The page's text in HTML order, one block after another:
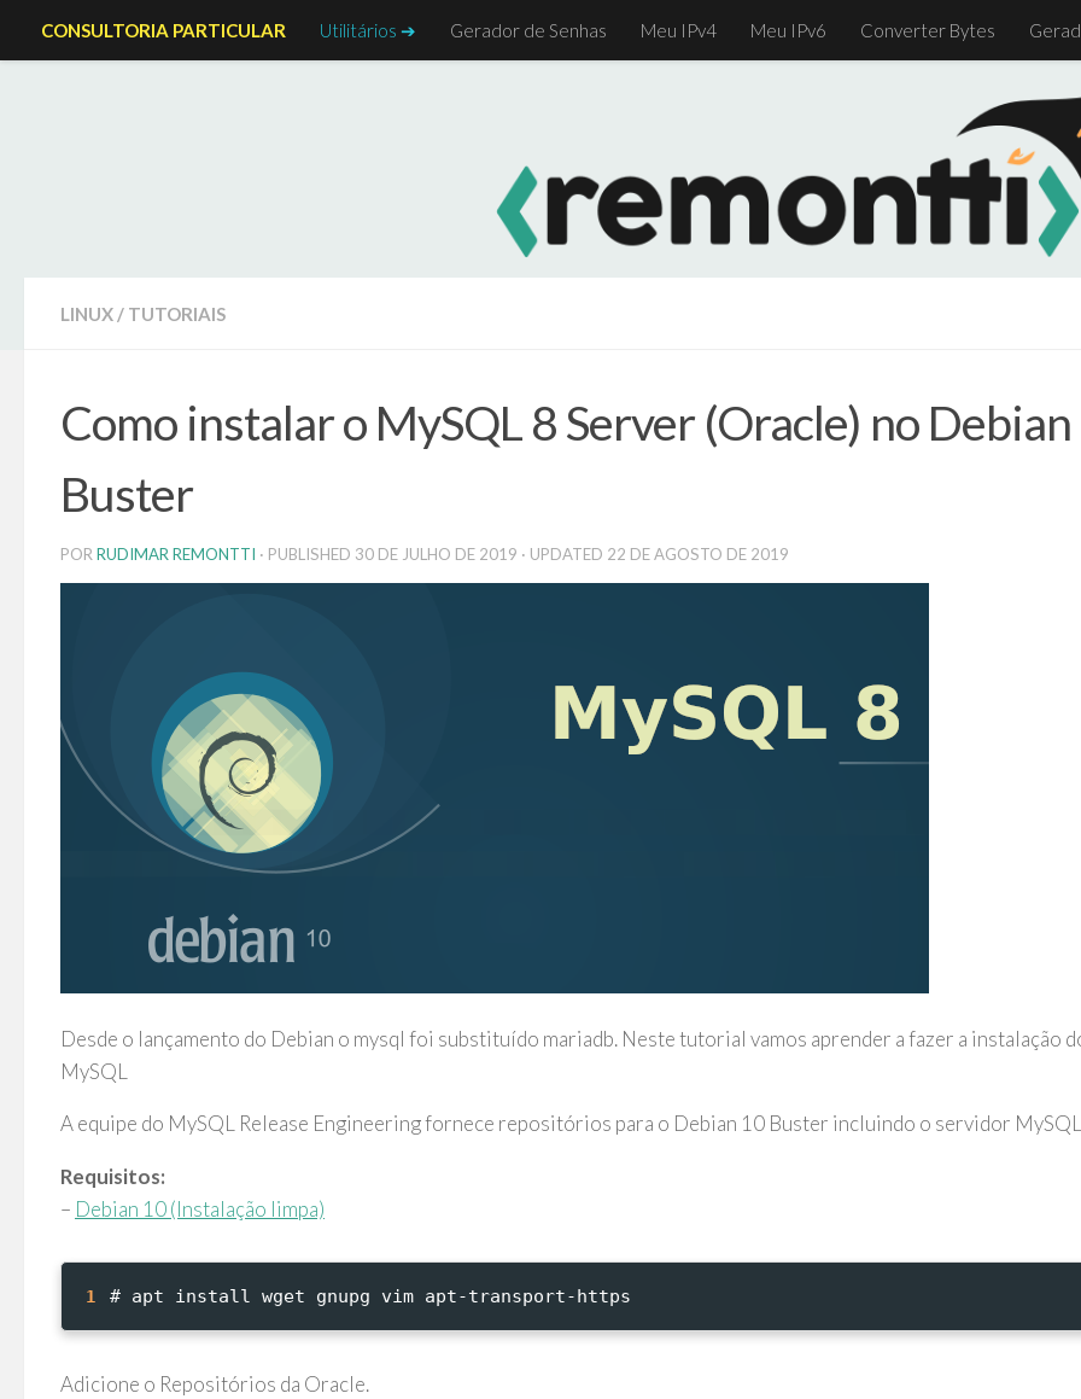
Skip to content
CONSULTORIA PARTICULAR Utilitários ➔ Gerador de Senhas Meu IPv4 Meu IPv6 Converter Bytes
LINUX / TUTORIAIS
Como instalar o MySQL 8 Server (Oracle) no
Buster
POR RUDIMAR REMONTTI · PUBLISHED 30 DE JULHO DE 2019 · UPDATED 22 DE AGOSTO DE 2019
Desde o lançamento do Debian o mysql foi substituído mariadb. Neste tutorial vamos aprender a fazer a instalação
MySQL
A equipe do MySQL Release Engineering fornece repositórios para o Debian 10 Buster incluindo o servidor
Requisitos:
– Debian 10 (Instalação limpa)
1 # apt install wget gnupg vim apt-transport-https
Adicione o Repositórios da Oracle.